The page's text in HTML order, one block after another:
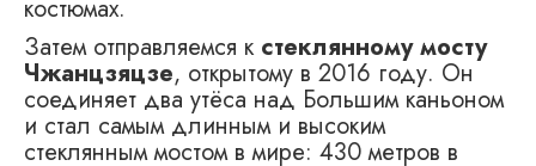
костюмах.
Затем отправляемся к стеклянному мосту
Чжанцзяцзе, открытому в 2016 году. Он
соединяет два утёса над Большим каньоном
и стал самым длинным и высоким
стеклянным мостом в мире: 430 метров в